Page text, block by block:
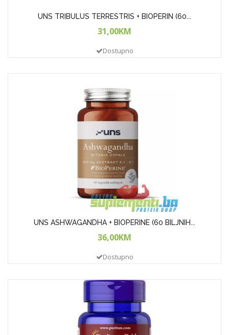
UNS TRIBULUS TERRESTRIS + BIOPERIN (60...
31,00KM
Dostupno
UNS ASHWAGANDHA + BIOPERINE (60 BILJNIH...
36,00KM
Dostupno